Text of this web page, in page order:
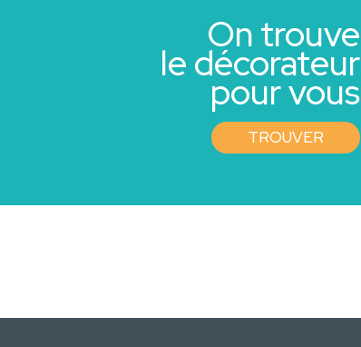
On trouve
le décorateur
pour vous
TROUVER